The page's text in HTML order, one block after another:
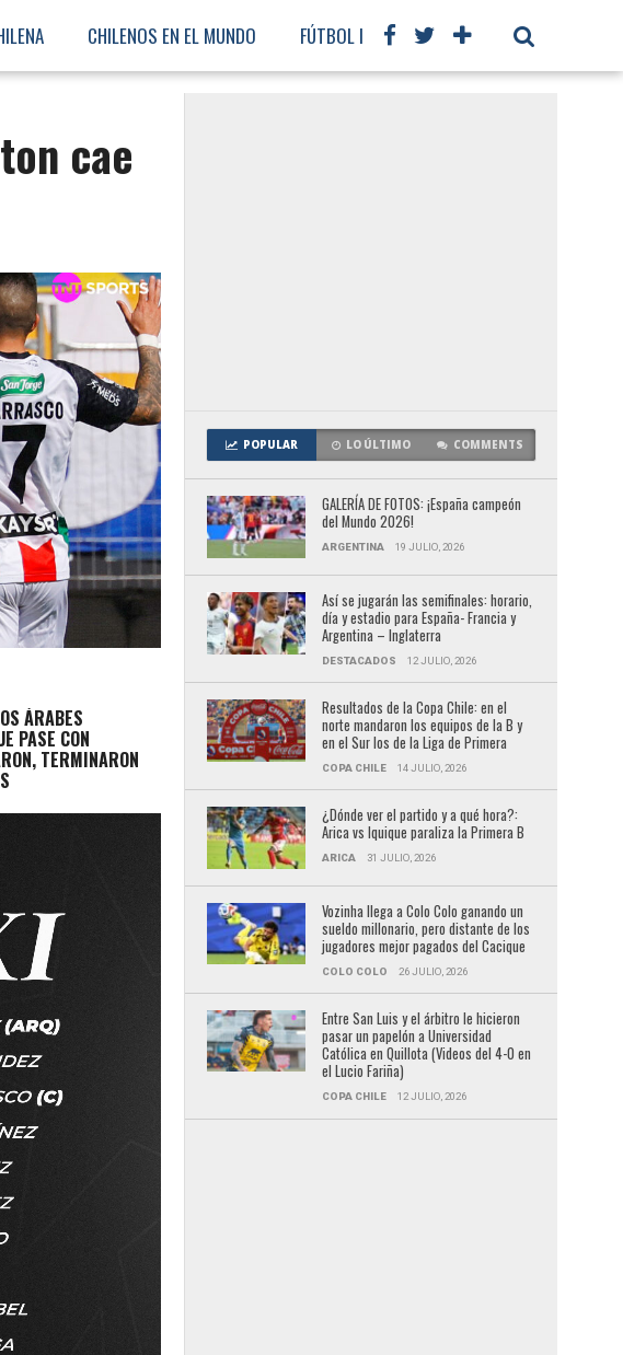
CHILENOS EN EL MUNDO FÚTBOL INTERNACIONAL
cae
ÁRABES
PASE CON
TERMINARON
POPULAR LO ÚLTIMO COMMENTS
GALERÍA DE FOTOS: ¡España campeón
del Mundo 2026!
ARGENTINA 19 JULIO, 2026
Así se jugarán las semifinales: horario,
día y estadio para España- Francia y
Argentina – Inglaterra
DESTACADOS 12 JULIO, 2026
Resultados de la Copa Chile: en el
norte mandaron los equipos de la B y
en el Sur los de la Liga de Primera
COPA CHILE 14 JULIO, 2026
¿Dónde ver el partido y a qué hora?:
Arica vs Iquique paraliza la Primera B
ARICA 31 JULIO, 2026
Vozinha llega a Colo Colo ganando un
sueldo millonario, pero distante de los
jugadores mejor pagados del Cacique
COLO COLO 26 JULIO, 2026
Entre San Luis y el árbitro le hicieron
pasar un papelón a Universidad
Católica en Quillota (Videos del 4-0 en
el Lucio Fariña)
COPA CHILE 12 JULIO, 2026